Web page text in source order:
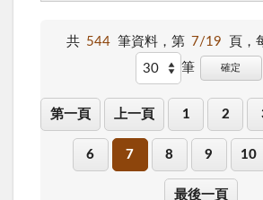
共 544 筆資料，第 7/19 頁，
筆
確定
第一頁 上一頁 1 2
6 7 8 9 10
最後一頁